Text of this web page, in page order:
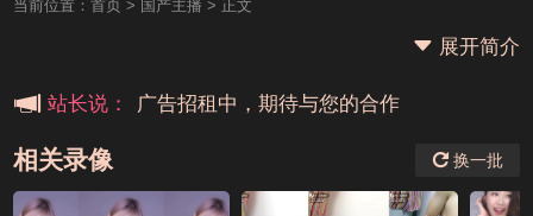
当前位置： 首页> 国产主播 > 正文
展开简介
站长说： 广告招租中，期待与您的合作
相关录像 换一批